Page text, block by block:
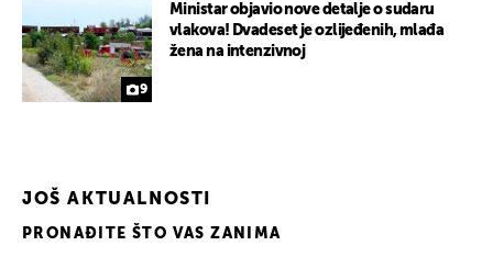
9
Ministar objavio nove detalje o sudaru
vlakova! Dvadeset je ozlijeđenih, mlađa
žena na intenzivnoj
JOŠ AKTUALNOSTI
PRONAĐITE ŠTO VAS ZANIMA